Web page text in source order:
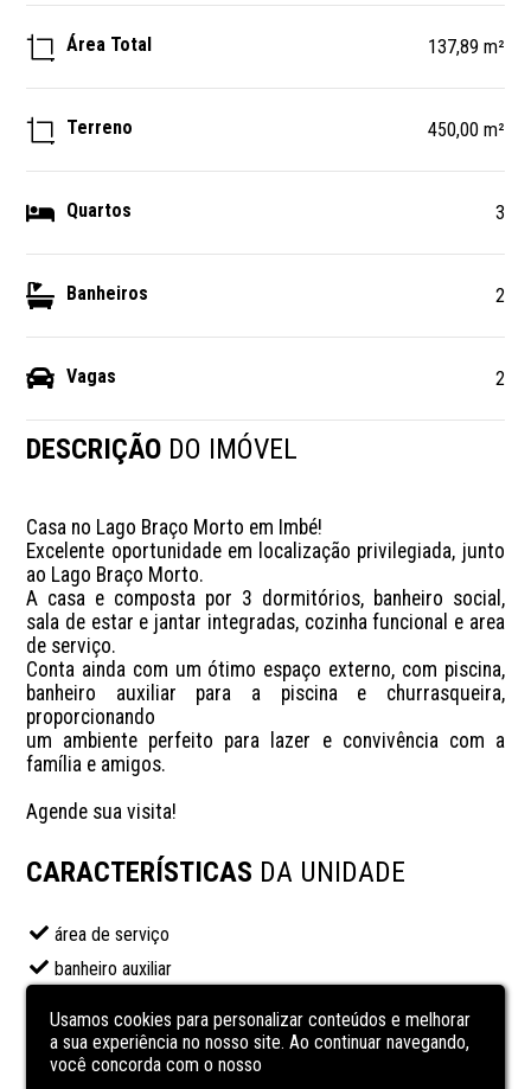
Área Total 137,89 m²
Terreno 450,00 m²
Quartos 3
Banheiros 2
Vagas 2
DESCRIÇÃO DO IMÓVEL
Casa no Lago Braço Morto em Imbé!
Excelente oportunidade em localização privilegiada, junto
ao Lago Braço Morto.
A casa e composta por 3 dormitórios, banheiro social,
sala de estar e jantar integradas, cozinha funcional e area
de serviço.
Conta ainda com um ótimo espaço externo, com piscina,
banheiro auxiliar para a piscina e churrasqueira,
proporcionando
um ambiente perfeito para lazer e convivência com a
família e amigos.
Agende sua visita!
CARACTERÍSTICAS DA UNIDADE
área de serviço
banheiro auxiliar
Churrasqueira
Cozinha
Usamos cookies para personalizar conteúdos e melhorar
a sua experiência no nosso site. Ao continuar navegando,
você concorda com o nosso